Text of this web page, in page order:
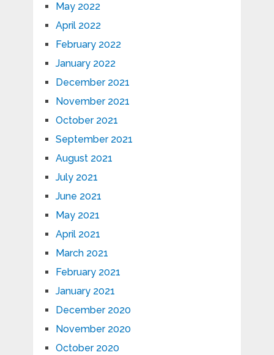
May 2022
April 2022
February 2022
January 2022
December 2021
November 2021
October 2021
September 2021
August 2021
July 2021
June 2021
May 2021
April 2021
March 2021
February 2021
January 2021
December 2020
November 2020
October 2020